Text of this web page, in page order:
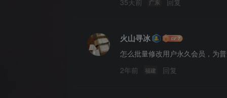
35天前 广东 回复
火山寻冰
怎么批量修改用户永久会员，为
2年前
福建 回复